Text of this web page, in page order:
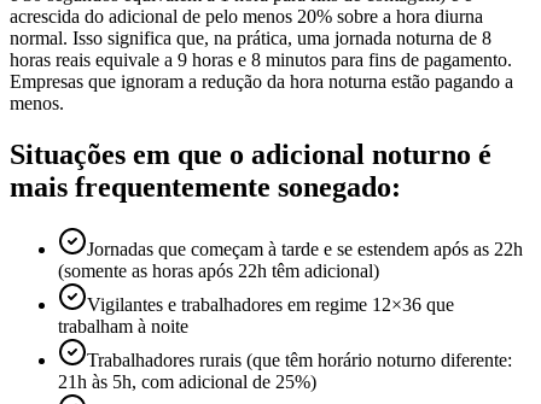
acrescida do adicional de pelo menos 20% sobre a hora diurna
normal. Isso significa que, na prática, uma jornada noturna de 8
horas reais equivale a 9 horas e 8 minutos para fins de pagamento.
Empresas que ignoram a redução da hora noturna estão pagando a
menos.
Situações em que o adicional noturno é
mais frequentemente sonegado:
Jornadas que começam à tarde e se estendem após as 22h
(somente as horas após 22h têm adicional)
Vigilantes e trabalhadores em regime 12×36 que
trabalham à noite
Trabalhadores rurais (que têm horário noturno diferente:
21h às 5h, com adicional de 25%)